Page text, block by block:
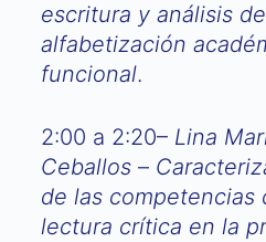
escritura y análisis
alfabetización
funcional.
2:00 a 2:20– Lina
Ceballos–
de las competencias
lectura crítica en la